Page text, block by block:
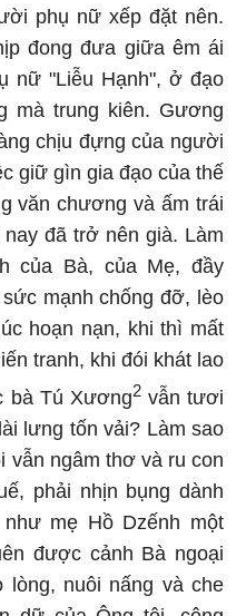
phụ nữ xếp đặt nên.
đong đưa giữa êm ái
nữ "Liễu Hạnh", ở đạo
mà trung kiên. Gương
chịu đựng của người
giữ gìn gia đạo của thế
văn chương và ấm trái
đã trở nên già. Làm
của Bà, của Mẹ, đầy
mạnh chống đỡ, lèo
hoạn nạn, khi thì mất
tranh, khi đói khát lao
bà Tú Xương2vẫn tươi
lưng tốn vải? Làm sao
vẫn ngâm thơ và ru con
phải nhịn bụng dành
mẹ Hồ Dzếnh một
được cảnh Bà ngoại
nuôi nấng và che